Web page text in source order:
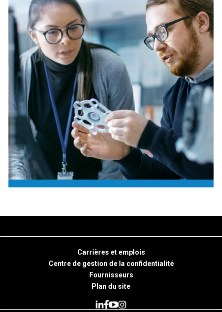
Carrières et emplois
Centre de gestion de la confidentialité
Fournisseurs
Plan du site